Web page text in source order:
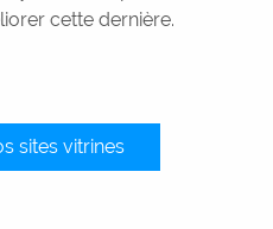
cette dernière.
sites vitrines